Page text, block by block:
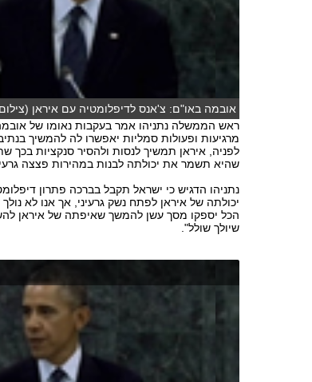
אובמה באו"ם: צ'אנס לדיפלומטיה עם איראן
ראש הממשלה נתניהו אמר בעקבות נאומו של
מרגיעות ופעולות סמליות יאפשרו לה להמשיך
לפניה, איראן תמשיך לנסות ולהסיר סנקציות בכך
שהיא תשמר את יכולתה לבנות במהירות פצצה
נתניהו הדגיש כי ישראל תקבל בברכה פתרון
יכולתה של איראן לפתח נשק גרעיני, אך אנו לא
הכל יספקו מסך עשן להמשך שאיפתה של איראן
שיולך שולל".